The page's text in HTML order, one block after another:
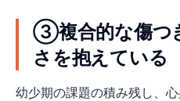
③複合的な傷つ
さを抱えている
幼少期の課題の積み残し、